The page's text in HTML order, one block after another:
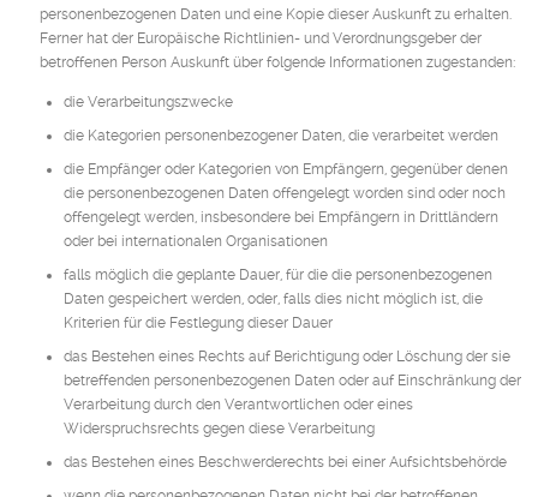
personenbezogenen Daten und eine Kopie dieser Auskunft zu erhalten.
Ferner hat der Europäische Richtlinien- und Verordnungsgeber der
betroffenen Person Auskunft über folgende Informationen zugestanden:
die Verarbeitungszwecke
die Kategorien personenbezogener Daten, die verarbeitet werden
die Empfänger oder Kategorien von Empfängern, gegenüber denen
die personenbezogenen Daten offengelegt worden sind oder noch
offengelegt werden, insbesondere bei Empfängern in Drittländern
oder bei internationalen Organisationen
falls möglich die geplante Dauer, für die die personenbezogenen
Daten gespeichert werden, oder, falls dies nicht möglich ist, die
Kriterien für die Festlegung dieser Dauer
das Bestehen eines Rechts auf Berichtigung oder Löschung der sie
betreffenden personenbezogenen Daten oder auf Einschränkung der
Verarbeitung durch den Verantwortlichen oder eines
Widerspruchsrechts gegen diese Verarbeitung
das Bestehen eines Beschwerderechts bei einer Aufsichtsbehörde